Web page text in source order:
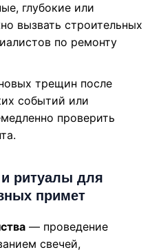
глубокие или
вызвать строительных
по ремонту
трещин после
событий или
проверить
ритуалы для
примет
— проведение
свечей,